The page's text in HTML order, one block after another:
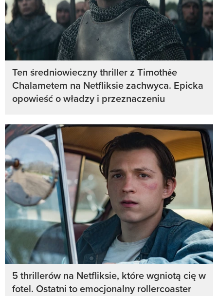
Ten średniowieczny thriller z Timothée
Chalametem na Netfliksie zachwyca. Epicka
opowieść o władzy i przeznaczeniu
5 thrillerów na Netfliksie, które wgniotą cię w
fotel. Ostatni to emocjonalny rollercoaster